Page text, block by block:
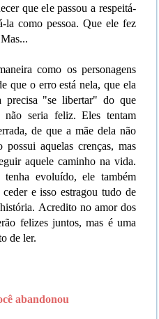
que ele passou a respeitá-
como pessoa. Que ele fez
como os personagens
que o erro está nela, que ela
precisa "se libertar" do que
não seria feliz. Eles tentam
de que a mãe dela não
aquelas crenças, mas
aquele caminho na vida.
evoluído, ele também
e isso estragou tudo de
Acredito no amor dos
felizes juntos, mas é uma
de ler.
abandonou